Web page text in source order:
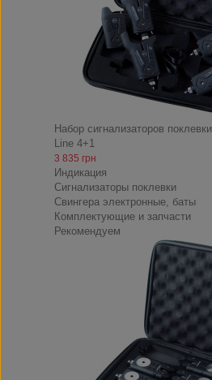
Набор сигнализаторов
Line 4+1
3 835 грн
Индикация
Сигнализаторы поклевки
Свингера электронные, баты
Комплектующие и запчасти
Рекомендуем